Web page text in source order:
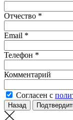
Отчество *
Email *
Телефон *
Комментарий
Согласен с
Назад